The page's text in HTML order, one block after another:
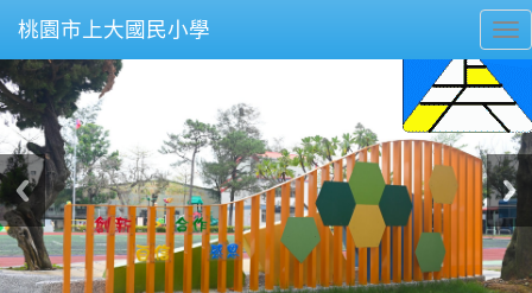
桃園市上大國民小學